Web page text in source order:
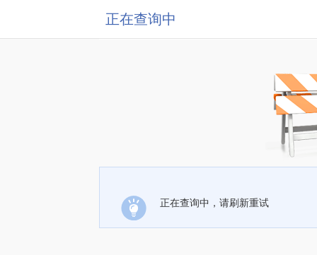
正在查询中
正在查询中，请刷新重试